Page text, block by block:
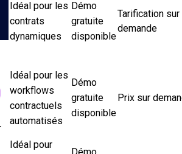
Idéal pour les
contrats
dynamiques
Démo
gratuite
disponible
Tarification sur
demande
Idéal pour les
workflows
contractuels
automatisés
Démo
gratuite
disponible
Prix sur
Idéal pour
Démo